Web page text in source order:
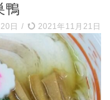
鴨
日 / 2021年11月21日